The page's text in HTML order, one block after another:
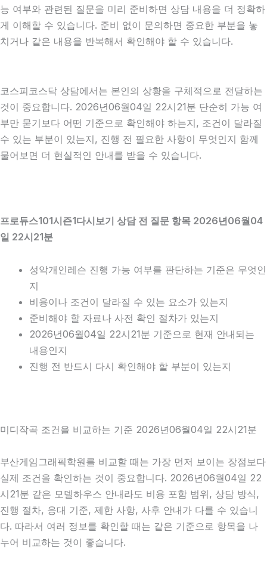
능 여부와 관련된 질문을 미리 준비하면 상담 내용을 더 정확하
게 이해할 수 있습니다. 준비 없이 문의하면 중요한 부분을 놓
치거나 같은 내용을 반복해서 확인해야 할 수 있습니다.
코스피코스닥 상담에서는 본인의 상황을 구체적으로 전달하는
것이 중요합니다. 2026년06월04일 22시21분 단순히 가능 여
부만 묻기보다 어떤 기준으로 확인해야 하는지, 조건이 달라질
수 있는 부분이 있는지, 진행 전 필요한 사항이 무엇인지 함께
물어보면 더 현실적인 안내를 받을 수 있습니다.
프로듀스101시즌1다시보기 상담 전 질문 항목 2026년06월04
일 22시21분
성악개인레슨 진행 가능 여부를 판단하는 기준은 무엇인
지
비용이나 조건이 달라질 수 있는 요소가 있는지
준비해야 할 자료나 사전 확인 절차가 있는지
2026년06월04일 22시21분 기준으로 현재 안내되는
내용인지
진행 전 반드시 다시 확인해야 할 부분이 있는지
미디작곡 조건을 비교하는 기준 2026년06월04일 22시21분
부산게임그래픽학원를 비교할 때는 가장 먼저 보이는 장점보다
실제 조건을 확인하는 것이 중요합니다. 2026년06월04일 22
시21분 같은 모델하우스 안내라도 비용 포함 범위, 상담 방식,
진행 절차, 응대 기준, 제한 사항, 사후 안내가 다를 수 있습니
다. 따라서 여러 정보를 확인할 때는 같은 기준으로 항목을 나
누어 비교하는 것이 좋습니다.